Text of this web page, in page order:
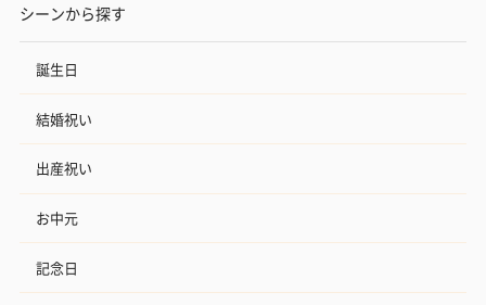
シーンから探す
誕生日
結婚祝い
出産祝い
お中元
記念日